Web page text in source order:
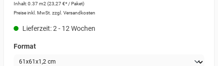
Inhalt:0.37 m2 (23,27 €* / Paket)
Preise inkl. MwSt. zzgl. Versandkosten
Lieferzeit: 2 - 12 Wochen
Format